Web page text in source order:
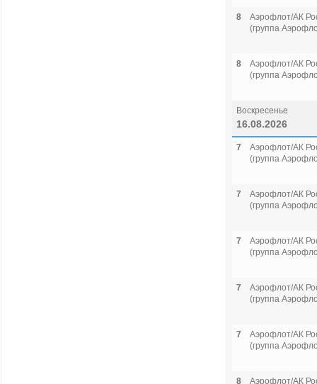
8
Аэрофлот/АК
(группа
8
Аэрофлот/АК
(группа
Воскресенье
16.08.2026
7
Аэрофлот/АК
(группа
7
Аэрофлот/АК
(группа
7
Аэрофлот/АК
(группа
7
Аэрофлот/АК
(группа
7
Аэрофлот/АК
(группа
8 Аэрофлот/АК